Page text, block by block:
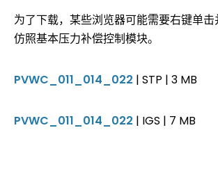
为了下载，某些浏览器可能需要右键单击
仿照基本压力补偿控制模块。
PVWC_011_014_022 | STP | 3 MB
PVWC_011_014_022 | IGS | 7 MB